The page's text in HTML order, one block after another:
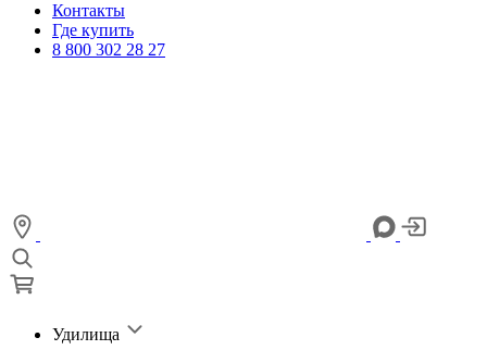
Контакты
Где купить
8 800 302 28 27
Удилища